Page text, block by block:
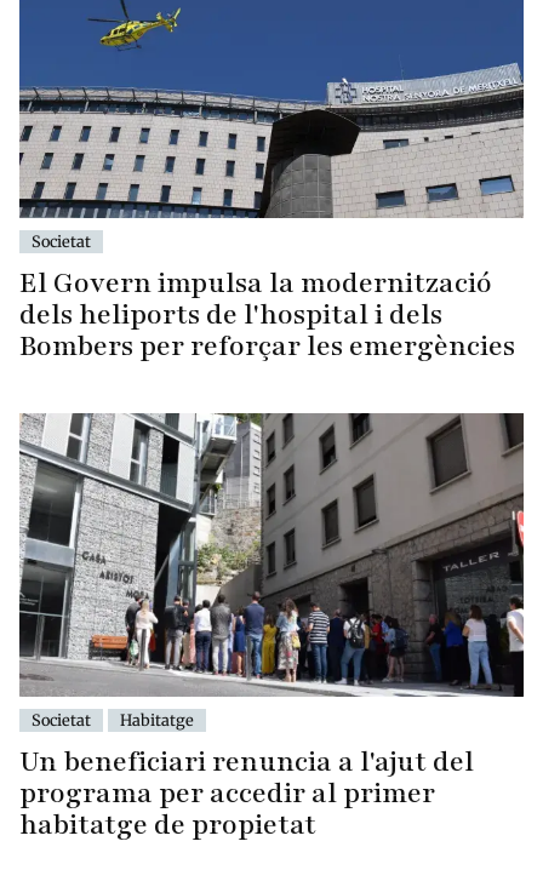
Societat
El Govern impulsa la modernització
dels heliports de l'hospital i dels
Bombers per reforçar les emergències
Societat Habitatge
Un beneficiari renuncia a l'ajut del
programa per accedir al primer
habitatge de propietat